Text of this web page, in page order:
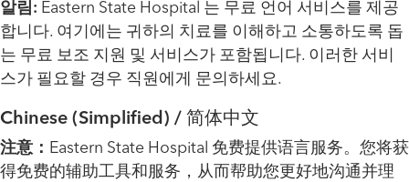
알림: Eastern State Hospital 는 무료 언어 서비스를 제공
합니다. 여기에는 귀하의 치료를 이해하고 소통하도록 돕
는 무료 보조 지원 및 서비스가 포함됩니다. 이러한 서비
스가 필요할 경우 직원에게 문의하세요.
Chinese (Simplified) / 简体中文
注意： Eastern State Hospital 免费提供语言服务。您将获
得免费的辅助工具和服务，从而帮助您更好地沟通并理